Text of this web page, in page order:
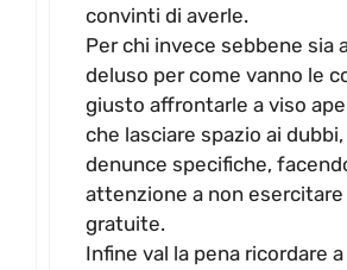
convinti di averle.
Per chi invece sebbene sia
deluso per come vanno le
giusto affrontarle a viso
che lasciare spazio ai
denunce specifiche,
attenzione a non
gratuite.
Infine val la pena ricordare